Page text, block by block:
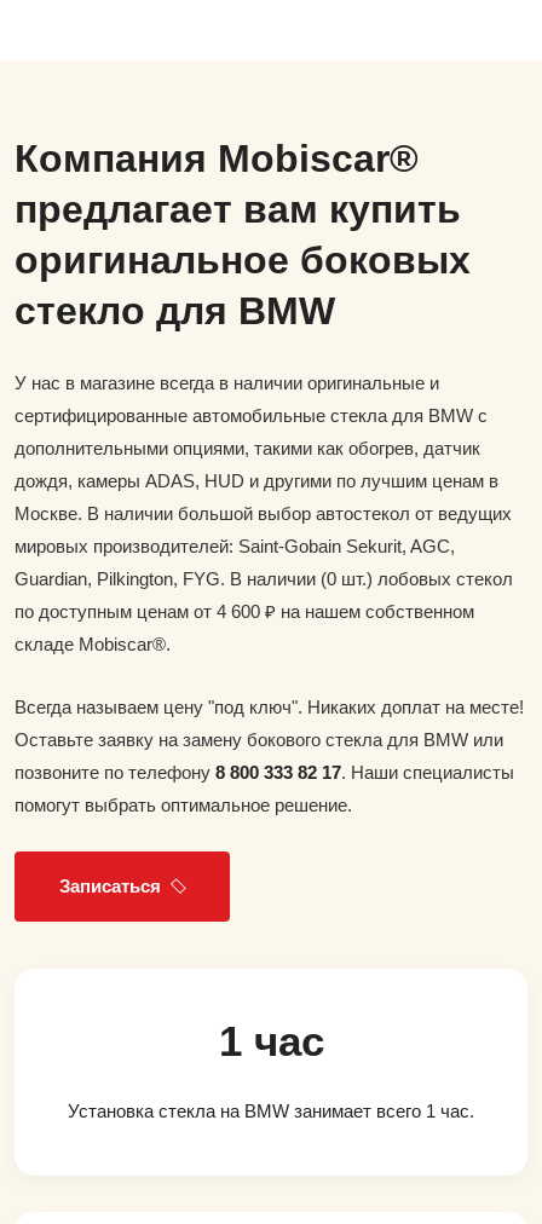
Компания Mobiscar®
предлагает вам купить
оригинальное боковых
стекло для BMW
У нас в магазине всегда в наличии оригинальные и
сертифицированные автомобильные стекла для BMW с
дополнительными опциями, такими как обогрев, датчик
дождя, камеры ADAS, HUD и другими по лучшим ценам в
Москве. В наличии большой выбор автостекол от ведущих
мировых производителей: Saint-Gobain Sekurit, AGC,
Guardian, Pilkington, FYG. В наличии (0 шт.) лобовых стекол
по доступным ценам от 4 600 ₽ на нашем собственном
складе Mobiscar®.
Всегда называем цену "под ключ". Никаких доплат на месте!
Оставьте заявку на замену бокового стекла для BMW или
позвоните по телефону 8 800 333 82 17. Наши специалисты
помогут выбрать оптимальное решение.
Записаться
1 час
Установка стекла на BMW занимает всего 1 час.